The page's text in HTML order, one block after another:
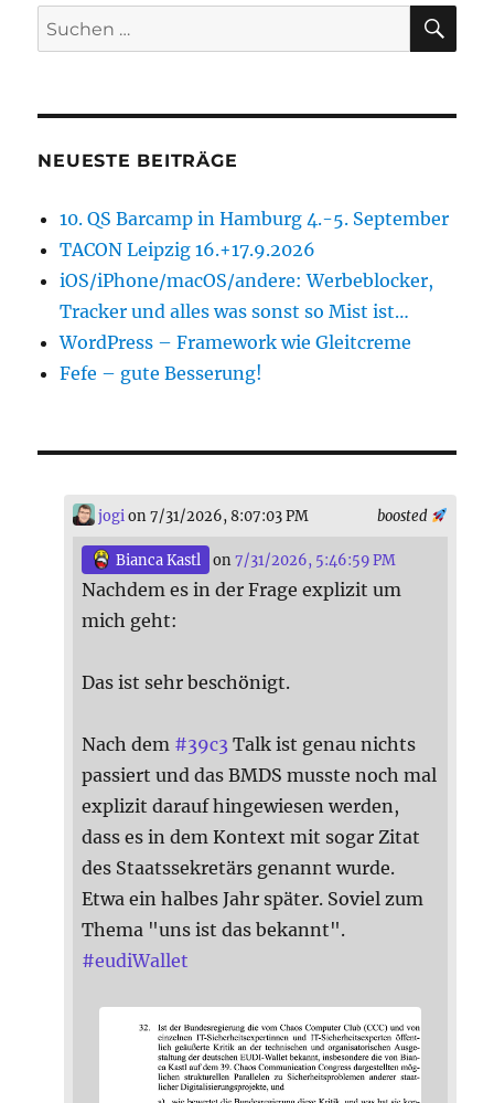
Suchen
nach:
NEUESTE BEITRÄGE
10. QS Barcamp in Hamburg 4.-5. September
TACON Leipzig 16.+17.9.2026
iOS/iPhone/macOS/andere: Werbeblocker,
Tracker und alles was sonst so Mist ist…
WordPress – Framework wie Gleitcreme
Fefe – gute Besserung!
boosted
jogi on 7/31/2026, 8:07:03 PM
Bianca Kastl on7/31/2026, 5:46:59 PM
Nachdem es in der Frage explizit um
mich geht:
Das ist sehr beschönigt.
Nach dem #39c3 Talk ist genau nichts
passiert und das BMDS musste noch mal
explizit darauf hingewiesen werden,
dass es in dem Kontext mit sogar Zitat
des Staatssekretärs genannt wurde.
Etwa ein halbes Jahr später. Soviel zum
Thema "uns ist das bekannt".
#eudiWallet